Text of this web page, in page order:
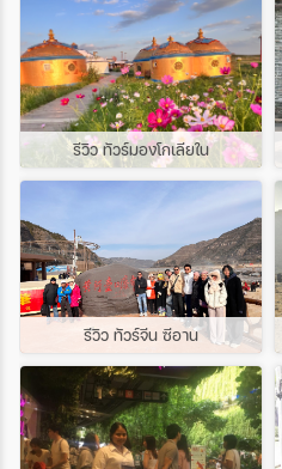
รีวิว ทัวร์มองโกเลียใน
รีวิว ทัวร์จีน ซีอาน